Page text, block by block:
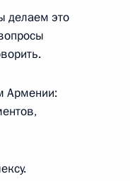
делаем это
Армении: